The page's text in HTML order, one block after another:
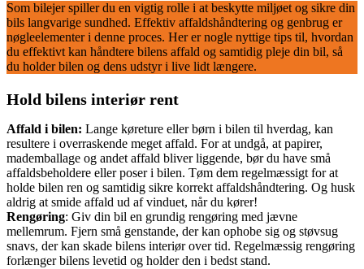
Som bilejer spiller du en vigtig rolle i at beskytte miljøet og sikre din
bils langvarige sundhed. Effektiv affaldshåndtering og genbrug er
nøgleelementer i denne proces. Her er nogle nyttige tips til, hvordan
du effektivt kan håndtere bilens affald og samtidig pleje din bil, så
du holder bilen og dens udstyr i live lidt længere.
Hold bilens interiør rent
Affald i bilen: Lange køreture eller børn i bilen til hverdag, kan
resultere i overraskende meget affald. For at undgå, at papirer,
mademballage og andet affald bliver liggende, bør du have små
affaldsbeholdere eller poser i bilen. Tøm dem regelmæssigt for at
holde bilen ren og samtidig sikre korrekt affaldshåndtering. Og husk
aldrig at smide affald ud af vinduet, når du kører!
Rengøring: Giv din bil en grundig rengøring med jævne
mellemrum. Fjern små genstande, der kan ophobe sig og støvsug
snavs, der kan skade bilens interiør over tid. Regelmæssig rengøring
forlænger bilens levetid og holder den i bedst stand.